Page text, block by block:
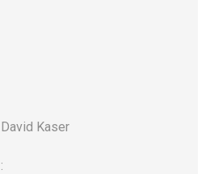
Kaser